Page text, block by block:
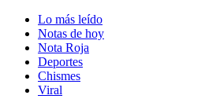
Lo más leído
Notas de hoy
Nota Roja
Deportes
Chismes
Viral